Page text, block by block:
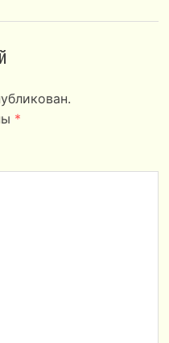
*